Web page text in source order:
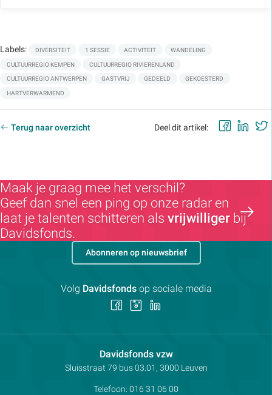
Labels: DIVERSITEIT 1 SESSIE ACTIVITEIT WANDELING
CULTUURREGIO KEMPEN CULTUURREGIO RIVIERENLAND
CULTUURREGIO ANTWERPEN GASTVRIJ GEDEELD GEKOESTERD
HARTVERWARMEND
Terug naar overzicht Deel dit artikel:
Maak je graag mee het verschil?
Geef dan snel een ping op onze radar en
laat je talenten schitteren als vrijwilliger bij
Davidsfonds.
Davidsfonds vzwContactpersoon:
Adres:
Sluisstraat 79 bus 03.01, 3000 Leuven
Telefoon: 016 31 06 00
Abonneren op nieuwsbrief
Volg Davidsfondsop sociale media
Volg Volg